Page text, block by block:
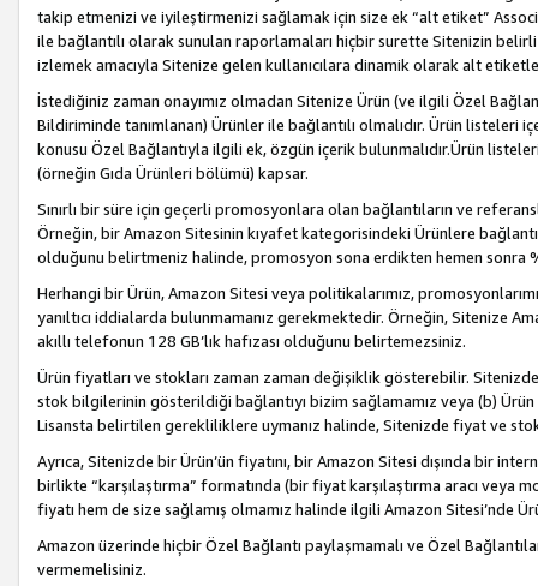
takip etmenizi ve iyileştirmenizi sağlamak için size ek “alt etiket”
ile bağlantılı olarak sunulan raporlamaları hiçbir surette Sitenizin belirli
izlemek amacıyla Sitenize gelen kullanıcılara dinamik olarak alt
İstediğiniz zaman onayımız olmadan Sitenize Ürün (ve ilgili Özel
Bildiriminde tanımlanan) Ürünler ile bağlantılı olmalıdır. Ürün listeleri
konusu Özel Bağlantıyla ilgili ek, özgün içerik bulunmalıdır.Ürün
(örneğin Gıda Ürünleri bölümü) kapsar.
Sınırlı bir süre için geçerli promosyonlara olan bağlantıların ve
Örneğin, bir Amazon Sitesinin kıyafet kategorisindeki Ürünlere
olduğunu belirtmeniz halinde, promosyon sona erdikten hemen sonra
Herhangi bir Ürün, Amazon Sitesi veya politikalarımız,
yanıltıcı iddialarda bulunmamanız gerekmektedir. Örneğin, Sitenize
akıllı telefonun 128 GB’lık hafızası olduğunu belirtemezsiniz.
Ürün fiyatları ve stokları zaman zaman değişiklik gösterebilir.
stok bilgilerinin gösterildiği bağlantıyı bizim sağlamamız veya (b)
Lisansta belirtilen gerekliliklere uymanız halinde, Sitenizde fiyat ve
Ayrıca, Sitenizde bir Ürün’ün fiyatını, bir Amazon Sitesi dışında bir
birlikte “karşılaştırma” formatında (bir fiyat karşılaştırma aracı veya
fiyatı hem de size sağlamış olmamız halinde ilgili Amazon Sitesi’nde
Amazon üzerinde hiçbir Özel Bağlantı paylaşmamalı ve Özel
vermemelisiniz.